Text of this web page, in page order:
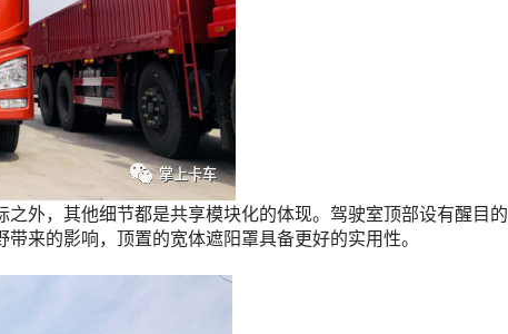
外，其他细节都是共享模块化的体现。驾驶室顶部设有醒目
来的影响，顶置的宽体遮阳罩具备更好的实用性。